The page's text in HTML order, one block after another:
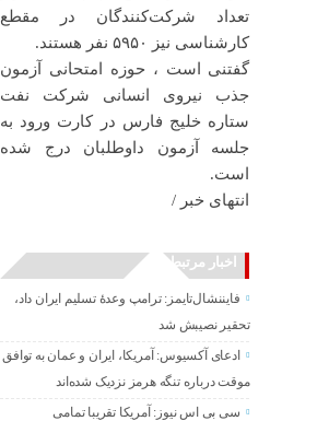
تعداد شرکت‌کنندگان در مقطع
کارشناسی نیز ۵۹۵۰ نفر هستند.
گفتنی است ، حوزه امتحانی آزمون
جذب نیروی انسانی شرکت نفت
ستاره خلیج فارس در کارت ورود به
جلسه آزمون داوطلبان درج شده
است.
انتهای خبر /
اخبار مرتبط
فایننشال‌تایمز: ترامپ وعدۀ تسلیم ایران داد،
تحقیر نصیبش شد
ادعای آکسیوس: آمریکا، ایران و عمان به توافق
موقت درباره تنگه هرمز نزدیک شده‌اند
سی بی اس نیوز: آمریکا تقریبا تمامی